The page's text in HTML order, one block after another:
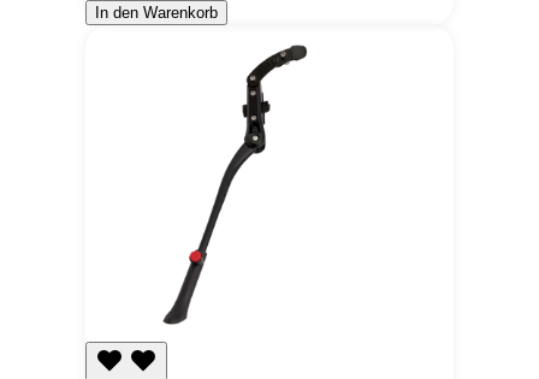
In den Warenkorb